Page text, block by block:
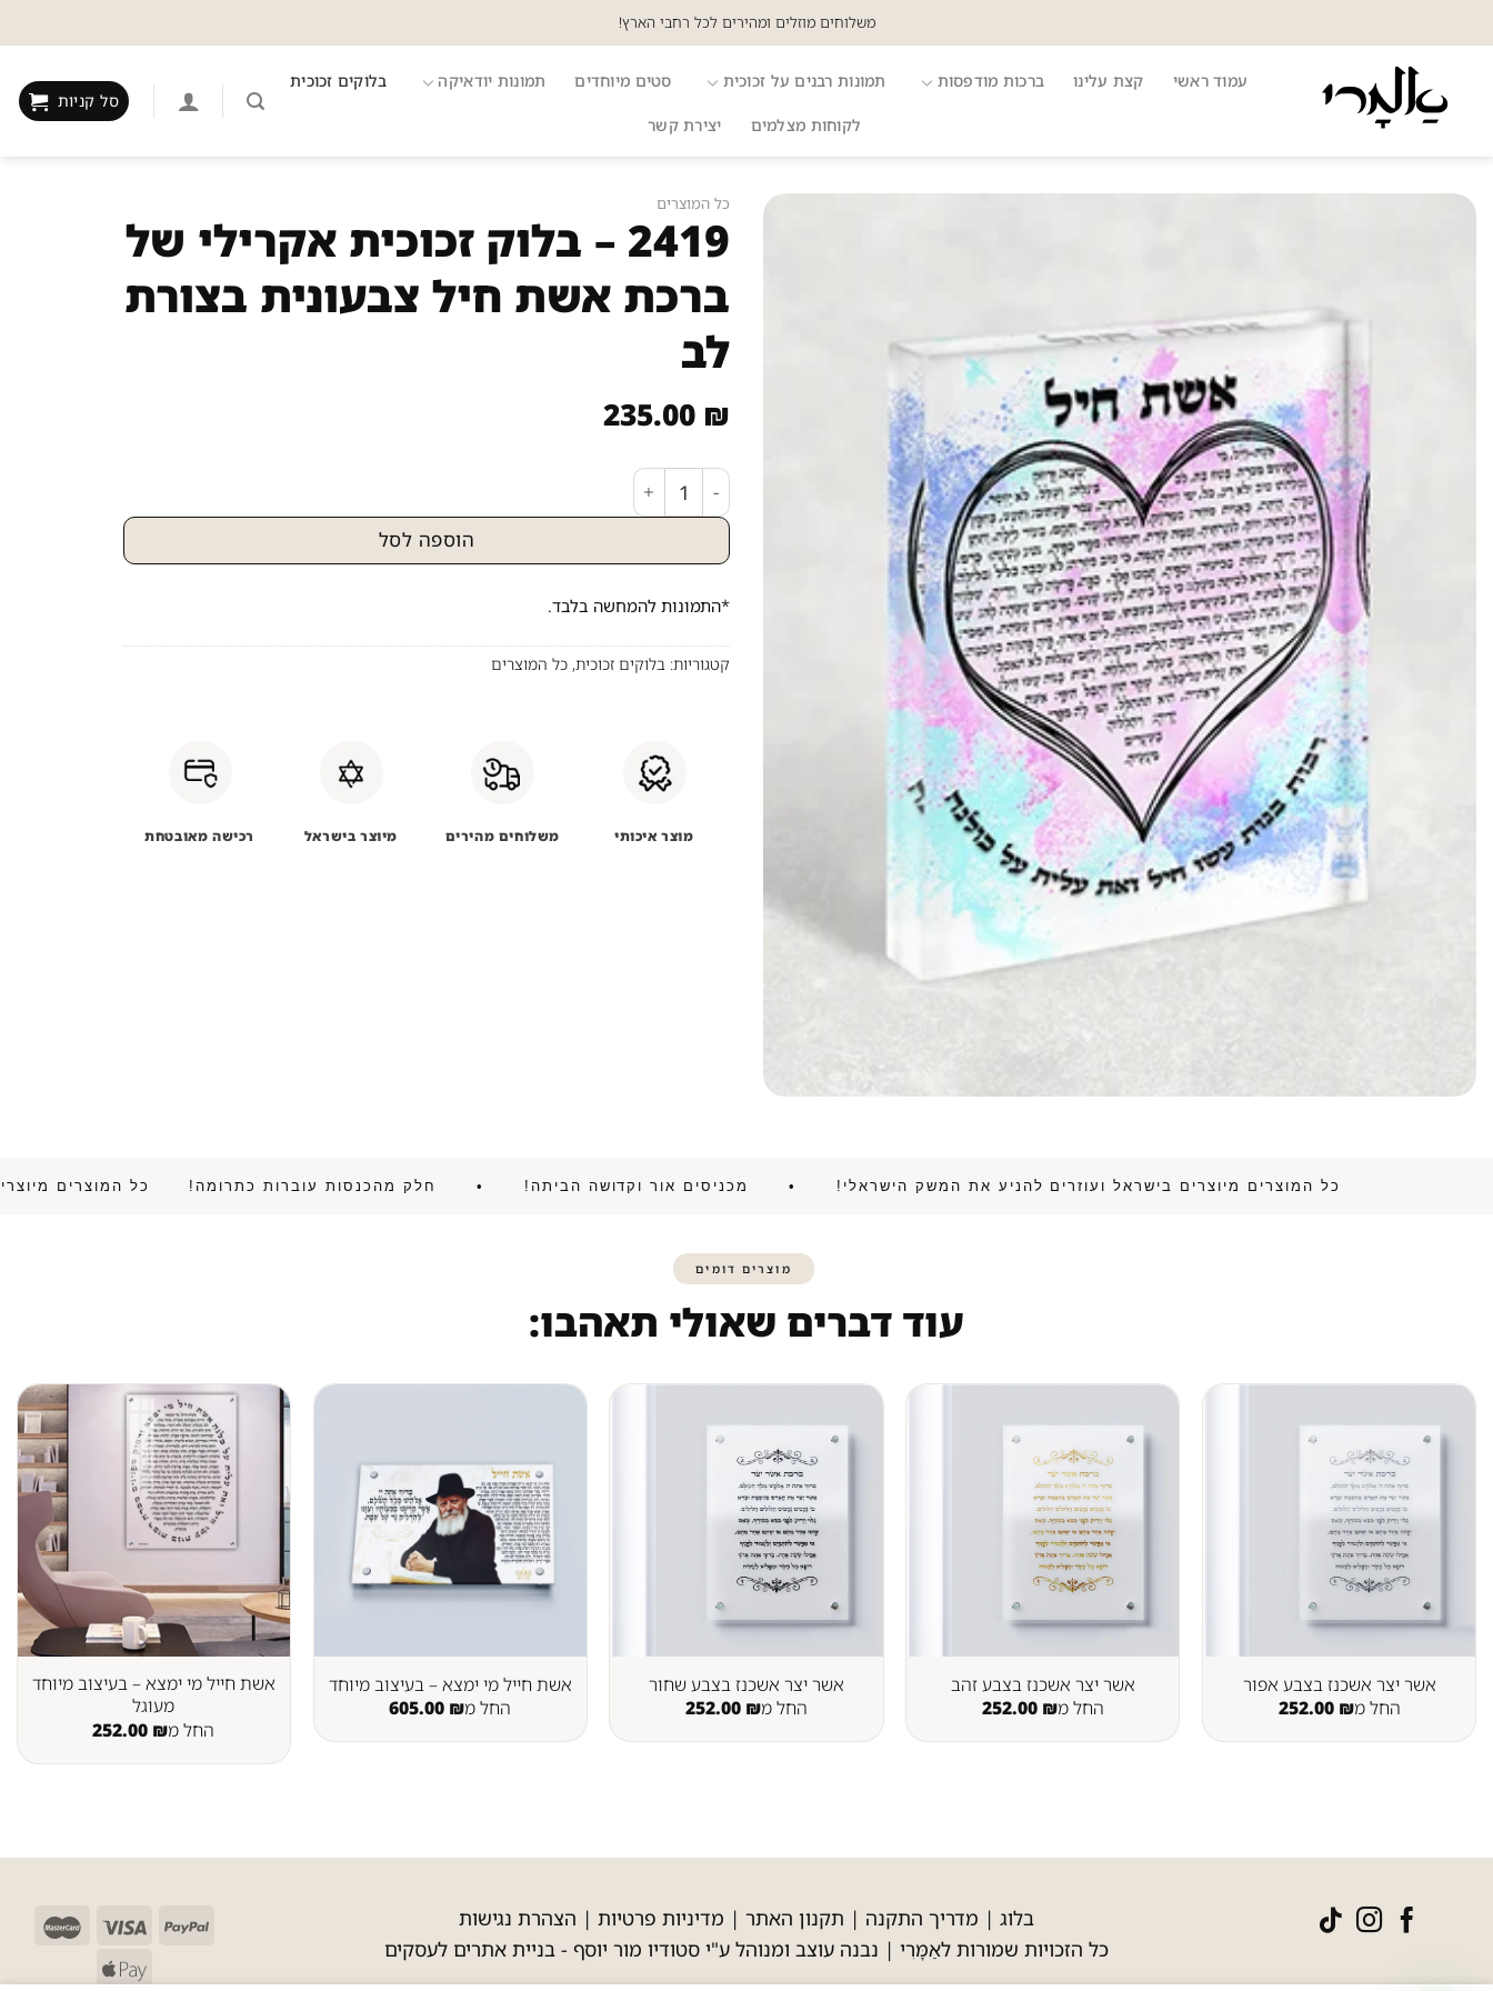
to
משלוחים מוזלים ומהירים לכל רחבי הארץ!
עמוד ראשי קצת עלינו ברכות מודפסות תמונות רבנים על זכוכית סטים מיוחדים תמונות יודאיקה בלוקים זכוכית
לקוחות מצלמים יצירת קשר
סל קניות
כל המוצרים
2419 – בלוק זכוכית אקרילי של
ברכת אשת חיל צבעונית בצורת
לב
235.00 ₪
הוספה לסל
*התמונות להמחשה בלבד.
קטגוריות: בלוקים זכוכית, כל המוצרים
מוצר איכותי משלוחים מהירים מיוצר בישראל רכישה מאובטחת
כל המוצרים מיוצרים בישראל ועוזרים להניע את המשק הישראלי! • מכניסים אור וקדושה הביתה! • חלק מהכנסות עוברות כתרומה!כל המוצרים
מוצרים דומים
עוד דברים שאולי תאהבו:
אשר יצר אשכנז בצבע אפור
החל מ
252.00 ₪
אשר יצר אשכנז בצבע זהב
החל מ
252.00 ₪
אשר יצר אשכנז בצבע שחור
החל מ
252.00 ₪
אשת חייל מי ימצא – בעיצוב מיוחד
החל מ
605.00 ₪
אשת חייל מי ימצא – בעיצוב מיוחד
מעוגל
החל מ
252.00 ₪
בלוג | מדריך התקנה | תקנון האתר | מדיניות פרטיות | הצהרת נגישות
כל הזכויות שמורות לאַמָּרִי | נבנה עוצב ומנוהל ע"י סטודיו מור יוסף - בניית אתרים לעסקים